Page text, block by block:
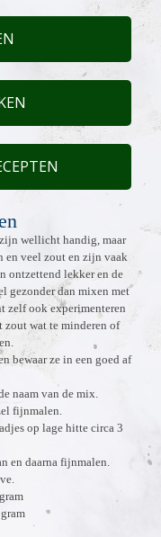
wellicht handig, maar
en veel zout en zijn vaak
ontzettend lekker en de
gezonder dan mixen met
zelf ook experimenteren
wat te minderen of
bewaar ze in een goed af
naam van de mix.
fijnmalen.
op lage hitte circa 3
en daarna fijnmalen.